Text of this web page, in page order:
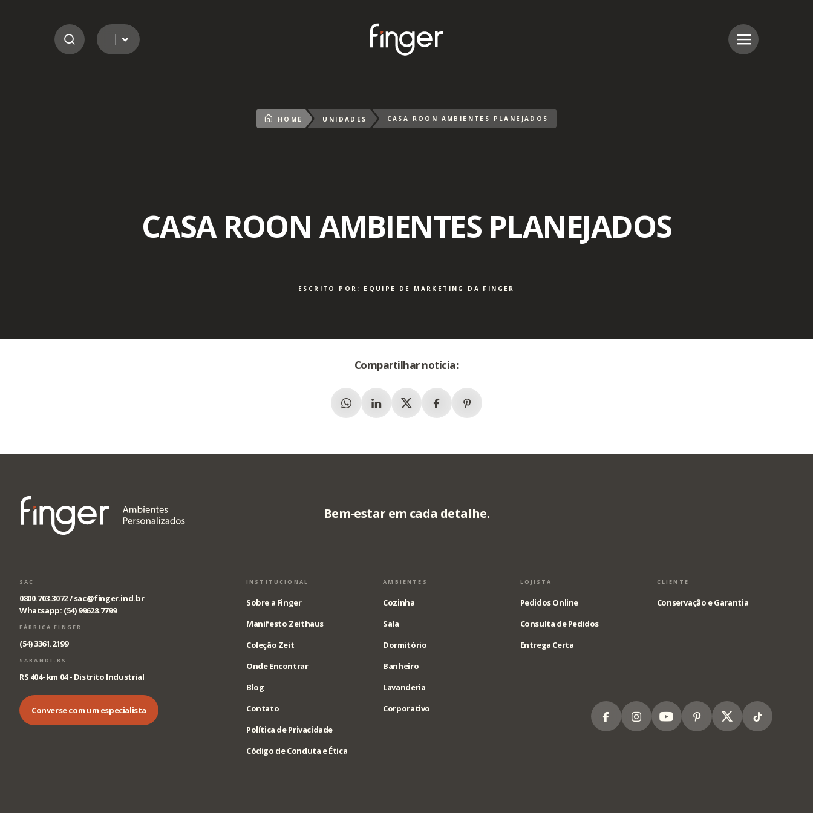
Ir para o conteúdo
HOME UNIDADES CASA ROON AMBIENTES PLANEJADOS
CASA ROON AMBIENTES PLANEJADOS
ESCRITO POR: EQUIPE DE MARKETING DA FINGER
Compartilhar notícia:
WhatsappLinkedinX (Twitter)FacebookPinterest
Bem-estar em cada detalhe.
SAC
0800.703.3072 /sac@finger.ind.br
Whatsapp: (54) 99628.7799
FÁBRICA FINGER
(54) 3361.2199
SARANDI-RS
RS 404- km 04 - Distrito Industrial
Converse com um especialista
INSTITUCIONAL
Sobre a Finger
Manifesto Zeithaus
Coleção Zeit
Onde Encontrar
Blog
Contato
Política de Privacidade
Código de Conduta e Ética
AMBIENTES
Cozinha
Sala
Dormitório
Banheiro
Lavanderia
Corporativo
LOJISTA
Pedidos Online
Consulta de Pedidos
Entrega Certa
CLIENTE
Conservação e Garantia
FacebookInstagram
YoutubePinterest
X Tiktok